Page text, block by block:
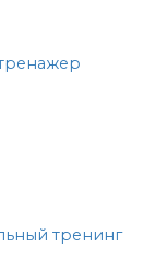
тренинг